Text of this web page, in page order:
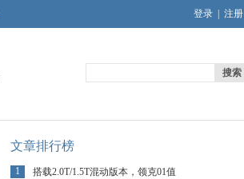
登录 注册
搜索
文章排行榜
1
搭载2.0T/1.5T混动版本，领克01值